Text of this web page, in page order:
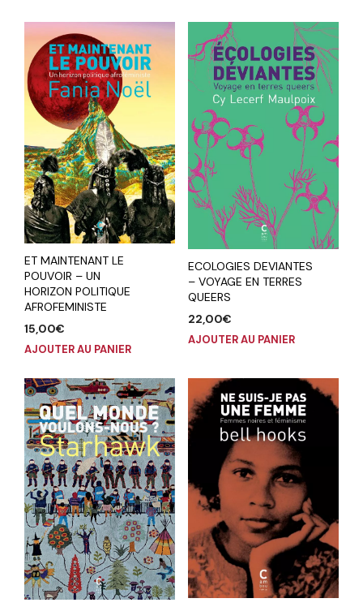
ET MAINTENANT LE
POUVOIR – UN
HORIZON POLITIQUE
AFROFEMINISTE
15,00€
AJOUTER AU PANIER
ECOLOGIES DEVIANTES
– VOYAGE EN TERRES
QUEERS
22,00€
AJOUTER AU PANIER